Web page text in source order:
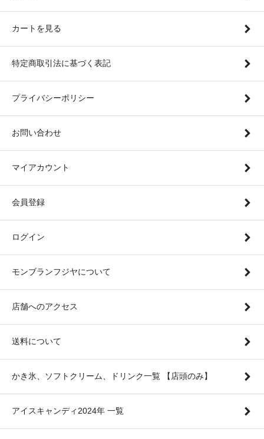
カートを見る
特定商取引法に基づく表記
プライバシーポリシー
お問い合わせ
マイアカウント
会員登録
ログイン
モンブランフジヤについて
店舗へのアクセス
送料について
かき氷、ソフトクリーム、ドリンク一覧 【店頭のみ】
アイスキャンディ2024年 一覧